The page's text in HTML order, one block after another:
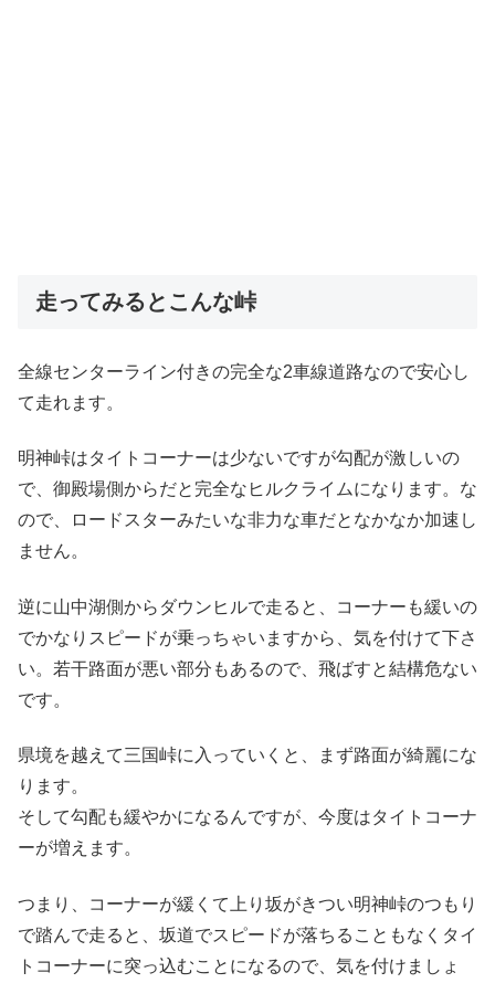
走ってみるとこんな峠
全線センターライン付きの完全な2車線道路なので安心し
て走れます。
明神峠はタイトコーナーは少ないですが勾配が激しいの
で、御殿場側からだと完全なヒルクライムになります。な
ので、ロードスターみたいな非力な車だとなかなか加速し
ません。
逆に山中湖側からダウンヒルで走ると、コーナーも緩いの
でかなりスピードが乗っちゃいますから、気を付けて下さ
い。若干路面が悪い部分もあるので、飛ばすと結構危ない
です。
県境を越えて三国峠に入っていくと、まず路面が綺麗にな
ります。
そして勾配も緩やかになるんですが、今度はタイトコーナ
ーが増えます。
つまり、コーナーが緩くて上り坂がきつい明神峠のつもり
で踏んで走ると、坂道でスピードが落ちることもなくタイ
トコーナーに突っ込むことになるので、気を付けましょ